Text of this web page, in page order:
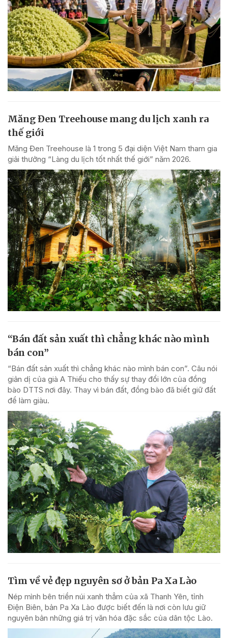
Măng Đen Treehouse mang du lịch xanh ra
thế giới
Măng Đen Treehouse là 1 trong 5 đại diện Việt Nam tham gia
giải thưởng “Làng du lịch tốt nhất thế giới” năm 2026.
“Bán đất sản xuất thì chẳng khác nào mình
bán con”
“Bán đất sản xuất thì chẳng khác nào mình bán con”. Câu nói
giản dị của già A Thiếu cho thấy sự thay đổi lớn của đồng
bào DTTS nơi đây. Thay vì bán đất, đồng bào đã biết giữ đất
để làm giàu.
Tìm về vẻ đẹp nguyên sơ ở bản Pa Xa Lào
Nép mình bên triền núi xanh thẳm của xã Thanh Yên, tỉnh
Điện Biên, bản Pa Xa Lào được biết đến là nơi còn lưu giữ
nguyên bản những giá trị văn hóa đặc sắc của dân tộc Lào.